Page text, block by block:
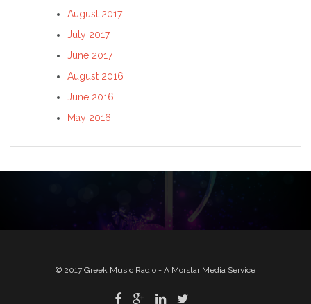
August 2017
July 2017
June 2017
August 2016
June 2016
May 2016
© 2017 Greek Music Radio - A Morstar Media Service